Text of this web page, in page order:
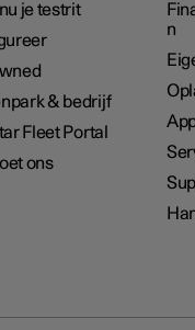
je testrit
& bedrijf
Fleet Portal
ons
n